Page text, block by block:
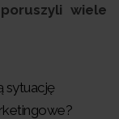
wiele
sytuację